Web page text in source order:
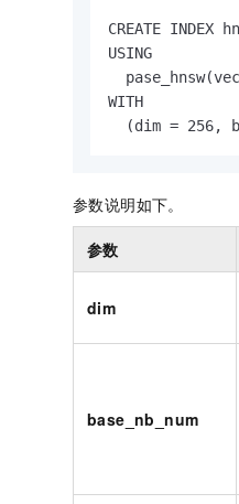
CREATE INDEX
USING
WITH
(dim = 256,
参数说明如下。
参数
dim
base_nb_num